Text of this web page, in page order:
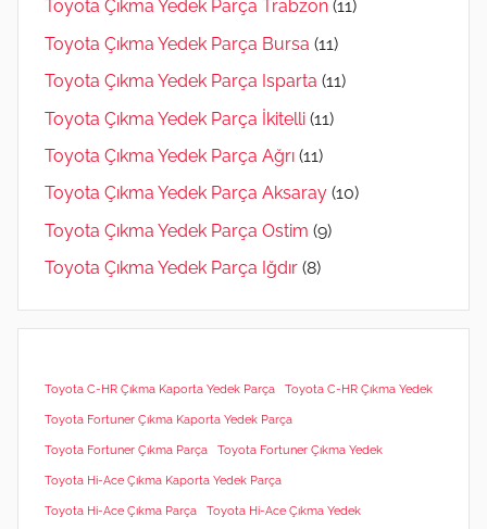
Toyota Çıkma Yedek Parça Trabzon (11)
Toyota Çıkma Yedek Parça Bursa (11)
Toyota Çıkma Yedek Parça Isparta (11)
Toyota Çıkma Yedek Parça İkitelli (11)
Toyota Çıkma Yedek Parça Ağrı (11)
Toyota Çıkma Yedek Parça Aksaray (10)
Toyota Çıkma Yedek Parça Ostim (9)
Toyota Çıkma Yedek Parça Iğdır (8)
Toyota C-HR Çıkma Kaporta Yedek Parça Toyota C-HR Çıkma Yedek
Toyota Fortuner Çıkma Kaporta Yedek Parça
Toyota Fortuner Çıkma Parça Toyota Fortuner Çıkma Yedek
Toyota Hi-Ace Çıkma Kaporta Yedek Parça
Toyota Hi-Ace Çıkma Parça Toyota Hi-Ace Çıkma Yedek